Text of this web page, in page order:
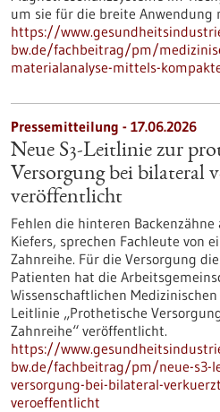
um sie für die breite Anwendung
https://
bw.de/fachbeitrag/pm/
materialanalyse-mittels-
Pressemitteilung - 17.06.2026
Neue S3-​Leitlinie zur
Versorgung bei bilateral
veröffentlicht
Fehlen die hinteren
Kiefers, sprechen Fachleute von
Zahnreihe. Für die Versorgung
Patienten hat die
Wissenschaftlichen
Leitlinie „Prothetische
Zahnreihe“ veröffentlicht.
https://
bw.de/fachbeitrag/pm/neue-s3-
versorgung-bei-bilateral-
veroeffentlicht